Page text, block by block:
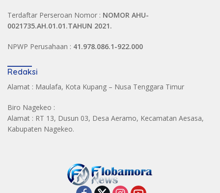
Terdaftar Perseroan Nomor : NOMOR AHU-
0021735.AH.01.01.TAHUN 2021.
NPWP Perusahaan : 41.978.086.1-922.000
Redaksi
Alamat : Maulafa, Kota Kupang – Nusa Tenggara Timur
Biro Nagekeo :
Alamat : RT 13, Dusun 03, Desa Aeramo, Kecamatan Aesasa,
Kabupaten Nagekeo.